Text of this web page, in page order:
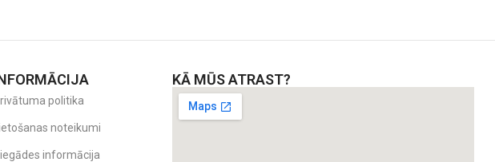
politika
noteikumi
informācija
KĀ MŪS ATRAST?